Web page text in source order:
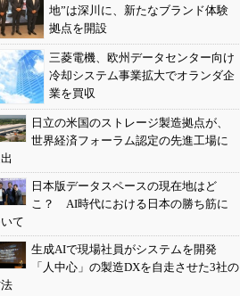
地”は深川に、新たなブランド体験
拠点を開設
三菱電機、欧州データセンター向け
冷却システム事業拡大でオランダ企
業を買収
日立の米国のストレージ製造拠点が、
世界経済フォーラム認定の先進工場に
日本版データスペースの現在地はど
こ？ AI時代における日本の勝ち筋に
て
生成AIで現場社員がシステムを開発
「人中心」の製造DXを自走させた3社の